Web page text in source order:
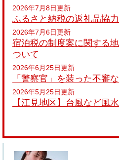
2026年7月8日更新
ふるさと納税の返礼品協
2026年7月6日更新
宿泊税の制度案に関する
ついて
2026年6月25日更新
「警察官」を装った不審
2026年5月25日更新
【江見地区】台風など風